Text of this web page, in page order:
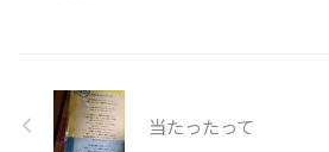
当たったって